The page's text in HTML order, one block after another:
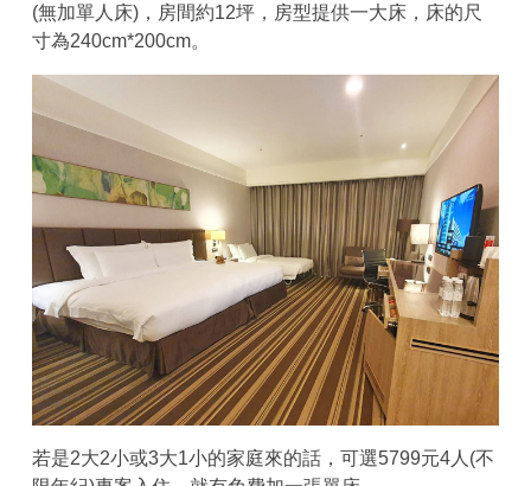
(無加單人床)，房間約12坪，房型提供一大床，床的尺
寸為240cm*200cm。
若是2大2小或3大1小的家庭來的話，可選5799元4人(不